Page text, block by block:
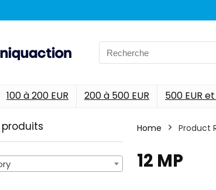
Search
for:
100 à 200 EUR 200 à 500 EUR 500 EUR
Home Product
‎12 MP